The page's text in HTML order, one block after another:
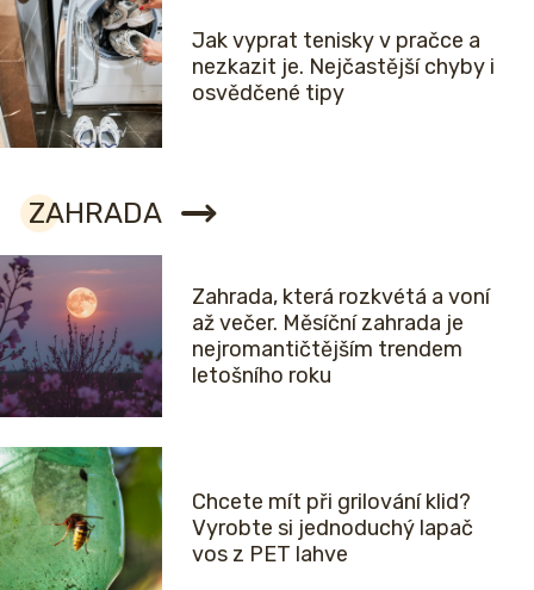
Jak vyprat tenisky v pračce a
nezkazit je. Nejčastější chyby i
osvědčené tipy
ZAHRADA
Zahrada, která rozkvétá a voní
až večer. Měsíční zahrada je
nejromantičtějším trendem
letošního roku
Chcete mít při grilování klid?
Vyrobte si jednoduchý lapač
vos z PET lahve